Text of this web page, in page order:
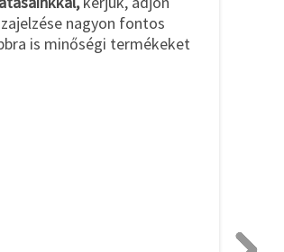
nagyon fontos
is minőségi termékeket